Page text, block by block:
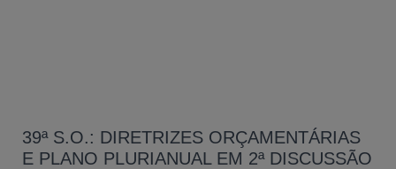
39ª S.O.: DIRETRIZES ORÇAMENTÁRIAS
E PLANO PLURIANUAL EM 2ª DISCUSSÃO